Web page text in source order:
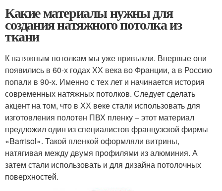
Какие материалы нужны для
создания натяжного потолка из
ткани
К натяжным потолкам мы уже привыкли. Впервые они
появились в 60-х годах ХХ века во Франции, а в Россию
попали в 90-х. Именно с тех лет и начинается история
современных натяжных потолков. Следует сделать
акцент на том, что в ХХ веке стали использовать для
изготовления полотен ПВХ пленку – этот материал
предложил один из специалистов французской фирмы
«Barrisol». Такой пленкой оформляли витрины,
натягивая между двумя профилями из алюминия. А
затем стали использовать и для дизайна потолочных
поверхностей.